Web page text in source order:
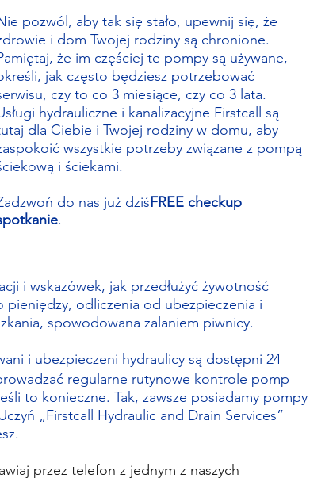
pozwól, aby tak się stało, upewnij się, że
i dom Twojej rodziny są chronione.
że im częściej te pompy są używane,
jak często będziesz potrzebować
czy to co 3 miesiące, czy co 3 lata.
hydrauliczne i kanalizacyjne Firstcall są
dla Ciebie i Twojej rodziny w domu, aby
wszystkie potrzeby związane z pompą
i ściekami.
do nas już dziśFREE checkup
.
i wskazówek, jak przedłużyć żywotność
pieniędzy, odliczenia od ubezpieczenia i
spowodowana zalaniem piwnicy.
i ubezpieczeni hydraulicy są dostępni 24
regularne rutynowe kontrole pomp
to konieczne. Tak, zawsze posiadamy pompy
„Firstcall Hydraulic and Drain Services”
przez telefon z jednym z naszych